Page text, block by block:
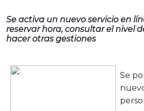
Se activa un nuevo servicio en
reservar hora, consultar el nivel
hacer otras gestiones
Se